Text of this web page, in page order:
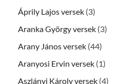
Áprily Lajos versek (3)
Aranka György versek (3)
Arany János versek (44)
Aranyosi Ervin versek (1)
Aszlányi Károly versek (4)